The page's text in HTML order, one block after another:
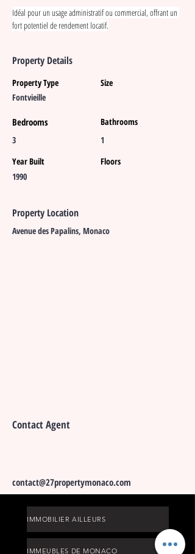
Idéal pour un usage administratif ou commercial, offrant un
fort potentiel de rendement locatif.
Property Details
Property Type
Fontvieille
Bedrooms
3
Year Built
1990
Size
Bathrooms
1
Floors
Property Location
Avenue des Papalins, Monaco
Contact Agent
contact@27propertymonaco.com
IMMOBILIER AILLEURS
IMMEUBLES DE MONACO